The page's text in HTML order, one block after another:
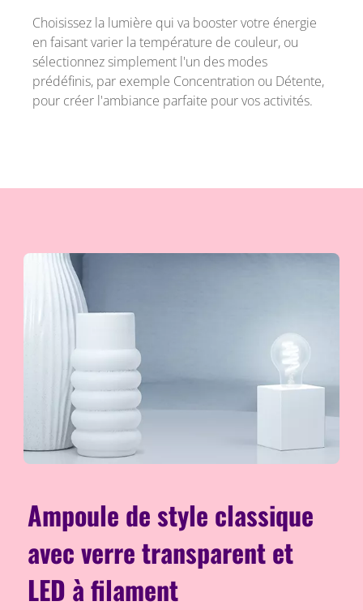
Choisissez la lumière qui va booster votre énergie
en faisant varier la température de couleur, ou
sélectionnez simplement l'un des modes
prédéfinis, par exemple Concentration ou Détente,
pour créer l'ambiance parfaite pour vos activités.
Ampoule de style classique
avec verre transparent et
LED à filament